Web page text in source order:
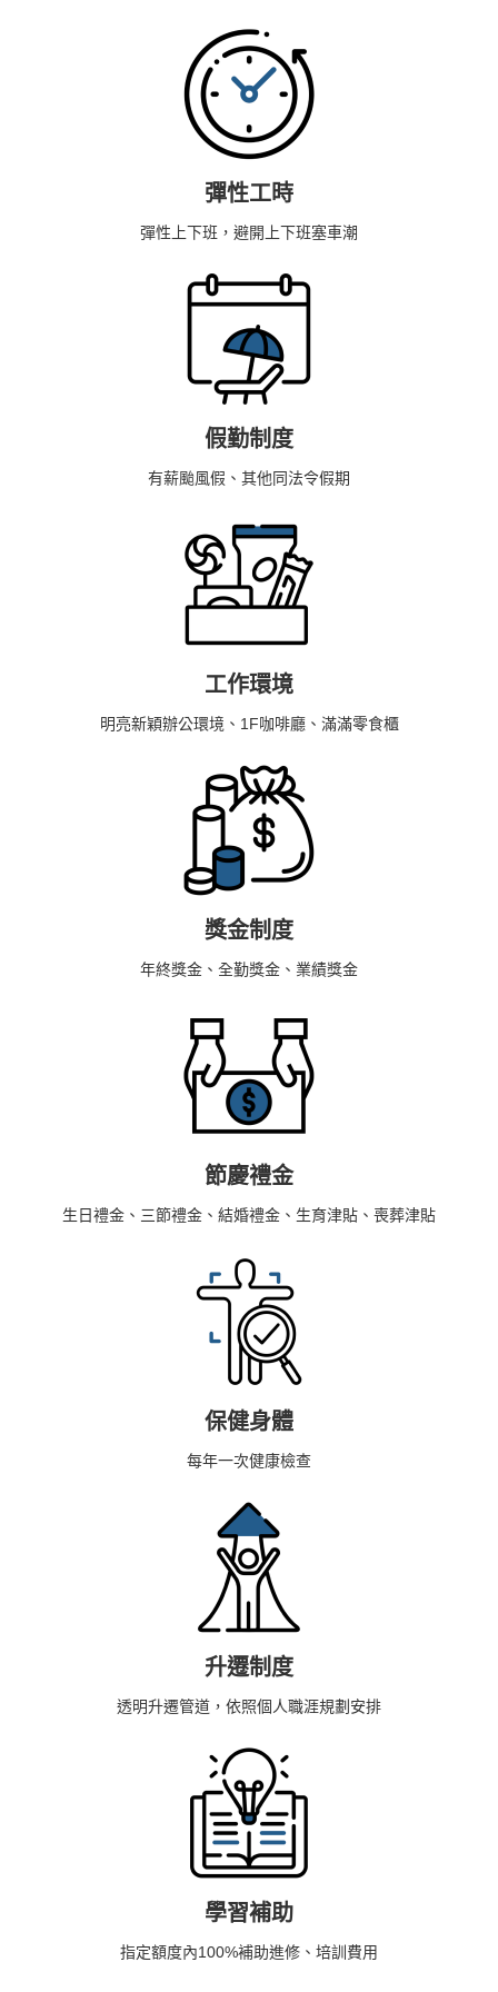
彈性工時
彈性上下班，避開上下班塞車潮
假勤制度
有薪颱風假、其他同法令假期
工作環境
明亮新穎辦公環境、1F咖啡廳、滿滿零食櫃
獎金制度
年終獎金、全勤獎金、業績獎金
節慶禮金
生日禮金、三節禮金、結婚禮金、生育津貼、喪葬津貼
保健身體
每年一次健康檢查
升遷制度
透明升遷管道，依照個人職涯規劃安排
學習補助
指定額度內100%補助進修、培訓費用